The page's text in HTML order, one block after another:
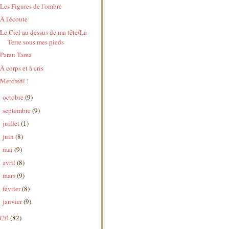
Les Figures de l'ombre
À l'écoute
Le Ciel au dessus de ma tête/La
Terre sous mes pieds
Parau Tama
À corps et à cris
Mercredi !
octobre (9)
septembre (9)
juillet(1)
juin (8)
mai (9)
avril (8)
mars(9)
février(8)
janvier(9)
(82)